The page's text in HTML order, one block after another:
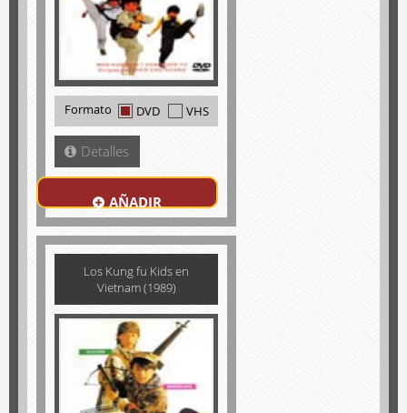
Formato DVD VHS
Detalles
AÑADIR
Los Kung fu Kids en
Vietnam (1989)